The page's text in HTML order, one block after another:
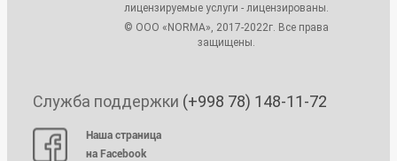
лицензируемые услуги - лицензированы.
© ООО «NORMA», 2017-2022г. Все права
защищены.
Служба поддержки (+998 78) 148-11-72
Наша страница
на Facebook